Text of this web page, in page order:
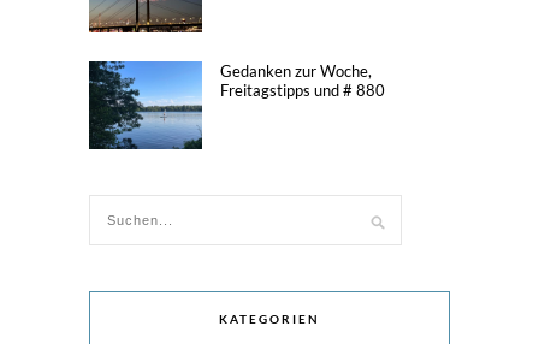
Gedanken zur Woche,
Freitagstipps und # 880
KATEGORIEN